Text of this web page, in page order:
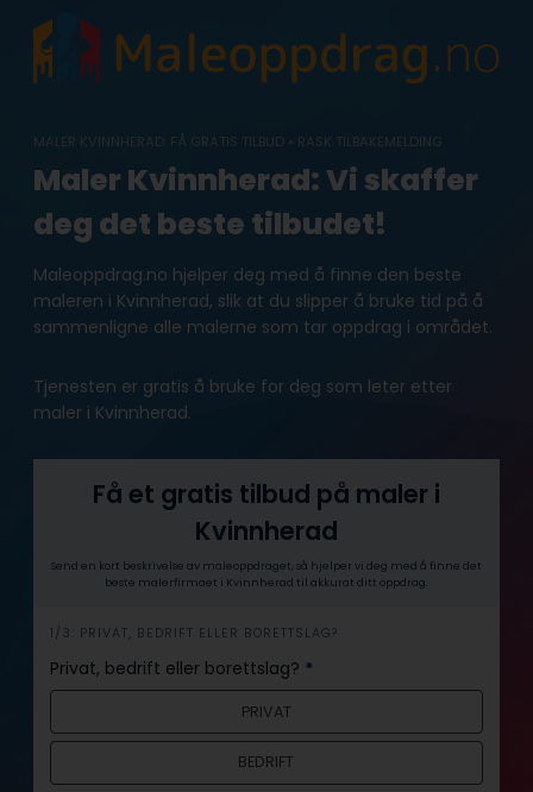
content
MALER KVINNHERAD: FÅ GRATIS TILBUD • RASK TILBAKEMELDING
Maler Kvinnherad: Vi skaffer
deg det beste tilbudet!
Maleoppdrag.no hjelper deg med å finne den beste
maleren i Kvinnherad, slik at du slipper å bruke tid på å
sammenligne alle malerne som tar oppdrag i området.
Tjenesten er gratis å bruke for deg som leter etter
maler i Kvinnherad.
Få et gratis tilbud på maler i
Kvinnherad
Send en kort beskrivelse av maleoppdraget, så hjelper vi deg med å finne det
beste malerfirmaet i Kvinnherad til akkurat ditt oppdrag.
h
e
r
1/3: PRIVAT, BEDRIFT ELLER BORETTSLAG?
Privat, bedrift eller borettslag? *
PRIVAT
BEDRIFT